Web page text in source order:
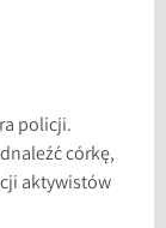
policji.
córkę,
aktywistów